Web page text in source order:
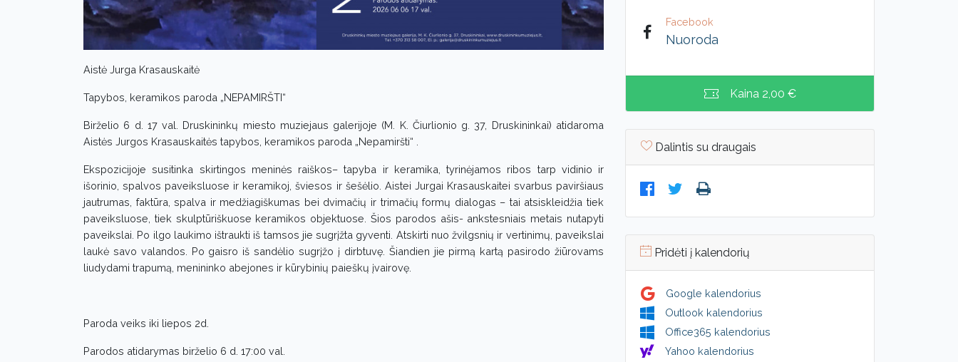
Aistė Jurga Krasauskaitė
Tapybos, keramikos paroda „NEPAMIRŠTI“
Birželio 6 d. 17 val. Druskininkų miesto muziejaus galerijoje (M. K. Čiurlionio g. 37, Druskininkai) atidaroma
Aistės Jurgos Krasauskaitės tapybos, keramikos paroda „Nepamiršti“ .
Ekspozicijoje susitinka skirtingos meninės raiškos– tapyba ir keramika, tyrinėjamos ribos tarp vidinio ir
išorinio, spalvos paveiksluose ir keramikoj, šviesos ir šešėlio. Aistei Jurgai Krasauskaitei svarbus paviršiaus
jautrumas, faktūra, spalva ir medžiagiškumas bei dvimačių ir trimačių formų dialogas – tai atsiskleidžia tiek
paveiksluose, tiek skulptūriškuose keramikos objektuose. Šios parodos ašis- ankstesniais metais nutapyti
paveikslai. Po ilgo laukimo ištraukti iš tamsos jie sugrįžta gyventi. Atskirti nuo žvilgsnių ir vertinimų, paveikslai
laukė savo valandos. Po gaisro iš sandėlio sugrįžo į dirbtuvę. Šiandien jie pirmą kartą pasirodo žiūrovams
liudydami trapumą, menininko abejones ir kūrybinių paieškų įvairovę.
Paroda veiks iki liepos 2d.
Parodos atidarymas birželio 6 d. 17:00 val.
Facebook
Nuoroda
Kaina 2,00 €
Dalintis su draugais
Pridėti į kalendorių
Google kalendorius
Outlook kalendorius
Office365 kalendorius
Yahoo kalendorius